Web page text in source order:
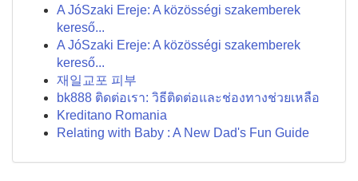
A JóSzaki Ereje: A közösségi szakemberek
kereső...
A JóSzaki Ereje: A közösségi szakemberek
kereső...
재일교포 피부
bk888 ติดต่อเรา: วิธีติดต่อและช่องทางช่วยเหลือ
Kreditano Romania
Relating with Baby : A New Dad's Fun Guide